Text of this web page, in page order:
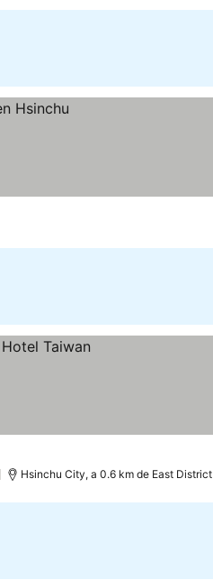
Hsinchu City, a 0.6 km de East District